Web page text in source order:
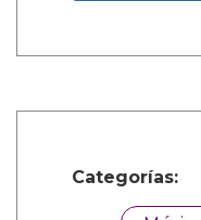
Categorías: